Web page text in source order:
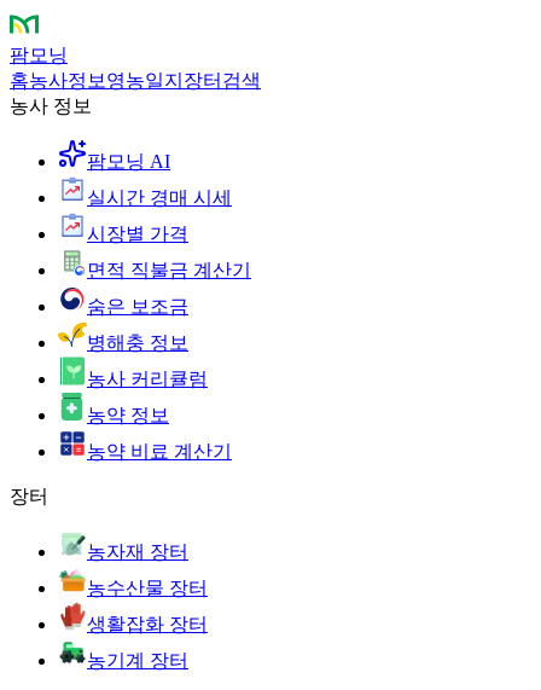
팜모닝
홈농사정보 영농일지 장터 검색
농사 정보
팜모닝 AI
실시간 경매 시세
시장별 가격
면적 직불금 계산기
숨은 보조금
병해충 정보
농사 커리큘럼
농약 정보
농약 비료 계산기
장터
농자재 장터
농수산물 장터
생활잡화 장터
농기계 장터